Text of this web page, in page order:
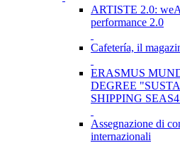
ARTISTE 2.0:
performance 2.0
Cafetería, il
ERASMUS
DEGREE
SHIPPING
Assegnazione di
internazionali